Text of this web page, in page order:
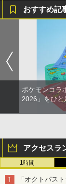
おすすめ記
ポケモンコラ
2026」をひと
アクセスラ
1時間
「オクトパス